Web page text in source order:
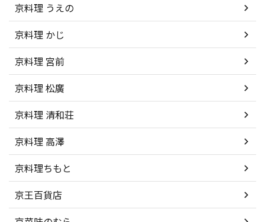
京料理 うえの
京料理 かじ
京料理 宮前
京料理 松廣
京料理 清和荘
京料理 高澤
京料理ちもと
京王百貨店